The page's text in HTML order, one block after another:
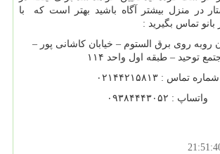
در منزل بیشتر آگاه باشید بهتر است که با
تماس بگیرید :
روبه روی برق الستوم – خیابان کاشانی پور –
توحید – طبقه اول واحد ۱۱۴
شماره تماس : ۰۲۱۴۴۲۱۵۸۱۳
واتساپ : ۰۹۳۸۴۴۴۳۰۵۲